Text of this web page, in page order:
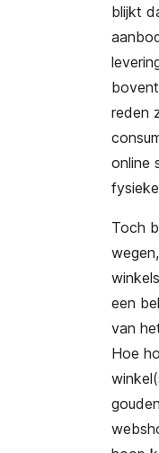
blijkt
reden
online
Toch
een
van
Hoe